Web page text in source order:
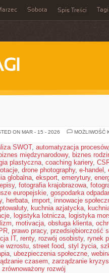
Sobota Spis Treści Tagi
ON MAR - 15 - 2026
MOŻLIWOŚĆ
SWOT, automatyzacja procesów
biznes międzynarodowy, biznes
plastyczna, coaching kariery,
, drone photography, e-handel ,
globalna, eksport, emerytury,
, fotografia krajobrazowa,
europejskie, gospodarka
, herbata, import, innowacje
, kuchnia azjatycka,
, logistyka lotnicza, logistyka
, motivacja, obsługa klienta,
PR, prawo pracy, przedsiębiorczość
IT, renty, rozwój osobisty, rynek
wzrostu, street food, styl życia,
, ubezpieczenia społeczne,
czasem, zarządzanie
zrównoważony rozwój